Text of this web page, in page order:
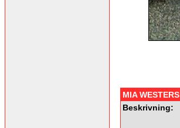
MIA WESTERS
Beskrivning: